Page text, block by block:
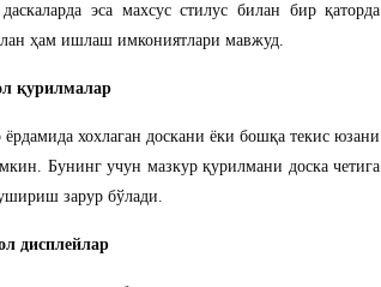
эса махсус стилус билан бир қаторда
ҳам ишлаш имкониятлари мавжуд.
қурилмалар
хохлаган доскани ёки бошқа текис юзани
Бунинг учун мазкур қурилмани доска четига
зарур бўлади.
дисплейлар